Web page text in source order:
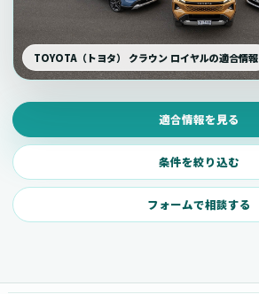
適合情報を見る
条件を絞り込む
フォームで相談する
TOYOTA（トヨタ） クラウン ロイヤルの適合情報